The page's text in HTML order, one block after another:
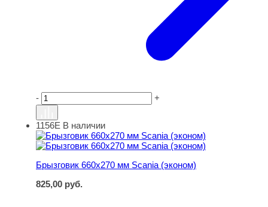
- +
Брызговик 660х270 мм Scania (эконом)
1156Е В наличии
Брызговик 660х270 мм Scania (эконом)
825,00 руб.